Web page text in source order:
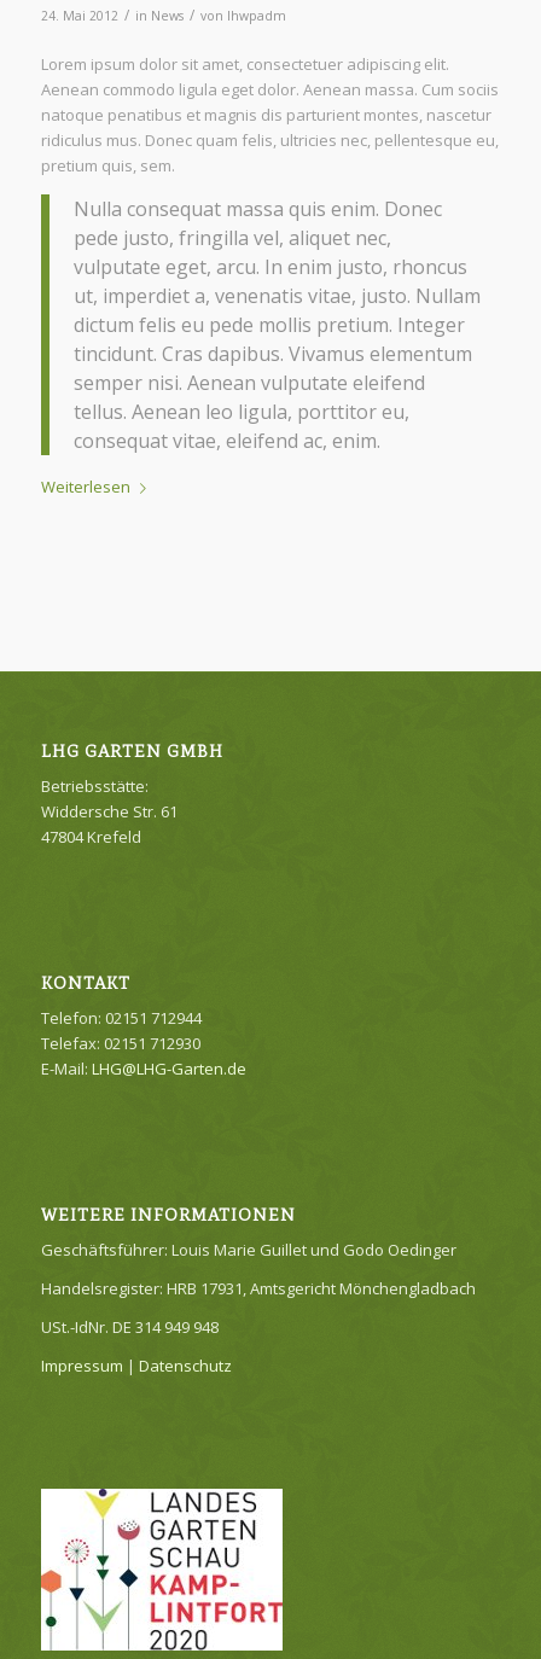
24. Mai 2012 / in News / von lhwpadm
Lorem ipsum dolor sit amet, consectetuer adipiscing elit.
Aenean commodo ligula eget dolor. Aenean massa. Cum sociis
natoque penatibus et magnis dis parturient montes, nascetur
ridiculus mus. Donec quam felis, ultricies nec, pellentesque eu,
pretium quis, sem.
Nulla consequat massa quis enim. Donec
pede justo, fringilla vel, aliquet nec,
vulputate eget, arcu. In enim justo, rhoncus
ut, imperdiet a, venenatis vitae, justo. Nullam
dictum felis eu pede mollis pretium. Integer
tincidunt. Cras dapibus. Vivamus elementum
semper nisi. Aenean vulputate eleifend
tellus. Aenean leo ligula, porttitor eu,
consequat vitae, eleifend ac, enim.
Weiterlesen
LHG GARTEN GMBH
Betriebsstätte:
Widdersche Str. 61
47804 Krefeld
KONTAKT
Telefon: 02151 712944
Telefax: 02151 712930
E-Mail: LHG@LHG-Garten.de
WEITERE INFORMATIONEN
Geschäftsführer: Louis Marie Guillet und Godo Oedinger
Handelsregister: HRB 17931, Amtsgericht Mönchengladbach
USt.-IdNr. DE 314 949 948
Impressum | Datenschutz